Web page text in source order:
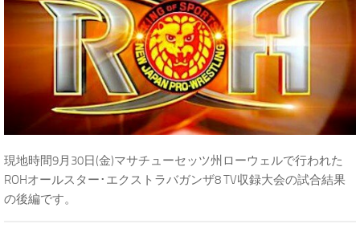
現地時間9月30日(金)マサチューセッツ州ローウェルで行われた
ROHオールスター･エクストラバガンザ8 TV収録大会の試合結果
の後編です。